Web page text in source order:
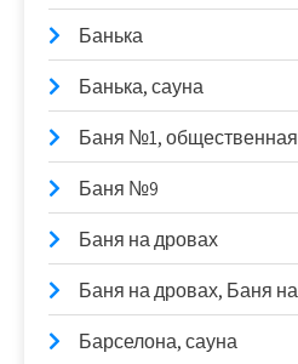
Банька
Банька, сауна
Баня №1,
Баня №9
Баня на дровах
Баня на дровах, Баня
Барселона, сауна